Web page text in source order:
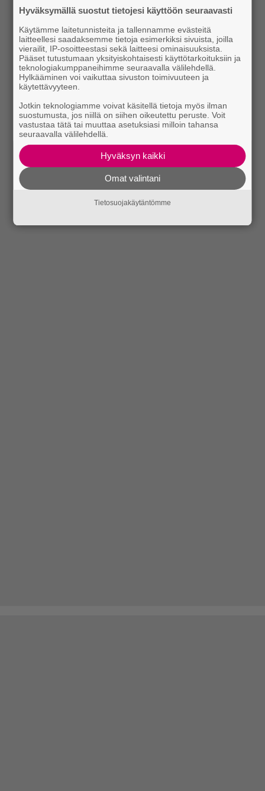
Hyväksymällä suostut tietojesi käyttöön seuraavasti
Käytämme laitetunnisteita ja tallennamme evästeitä
laitteellesi saadaksemme tietoja esimerkiksi sivuista, joilla
vierailit, IP-osoitteestasi sekä laitteesi ominaisuuksista.
Pääset tutustumaan yksityiskohtaisesti käyttötarkoituksiin ja
teknologiakumppaneihimme seuraavalla välilehdellä.
Hylkääminen voi vaikuttaa sivuston toimivuuteen ja
käytettävyyteen.
Jotkin teknologiamme voivat käsitellä tietoja myös ilman
suostumusta, jos niillä on siihen oikeutettu peruste. Voit
vastustaa tätä tai muuttaa asetuksiasi milloin tahansa
seuraavalla välilehdellä.
Hyväksyn kaikki
Omat valintani
Tietosuojakäytäntömme